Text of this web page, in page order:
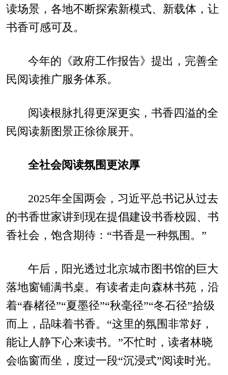
读场景，各地不断探索新模式、新载体，让
书香可感可及。
今年的《政府工作报告》提出，完善全
民阅读推广服务体系。
阅读根脉扎得更深更实，书香四溢的全
民阅读新图景正徐徐展开。
全社会阅读氛围更浓厚
2025年全国两会，习近平总书记从过去
的书香世家讲到现在提倡建设书香校园、书
香社会，饱含期待：“书香是一种氛围。”
午后，阳光透过北京城市图书馆的巨大
落地窗铺满书桌。有读者走向森林书苑，沿
着“春楮径”“夏墨径”“秋毫径”“冬石径”拾级
而上，品味着书香。“这里的氛围非常好，
能让人静下心来读书。”不忙时，读者林晓
会临窗而坐，度过一段“沉浸式”阅读时光。